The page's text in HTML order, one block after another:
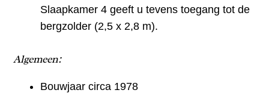
Slaapkamer 4 geeft u tevens toegang tot de
bergzolder (2,5 x 2,8 m).
Algemeen:
Bouwjaar circa 1978